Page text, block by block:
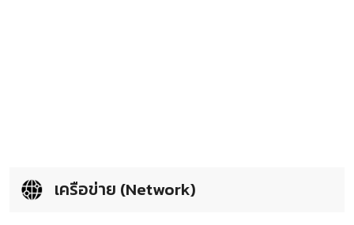
เครือข่าย (Network)